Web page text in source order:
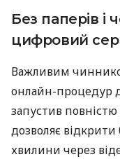
Без паперів і
цифровий
Важливим
онлайн-процедур
запустив
дозволяє відкрити
хвилини через